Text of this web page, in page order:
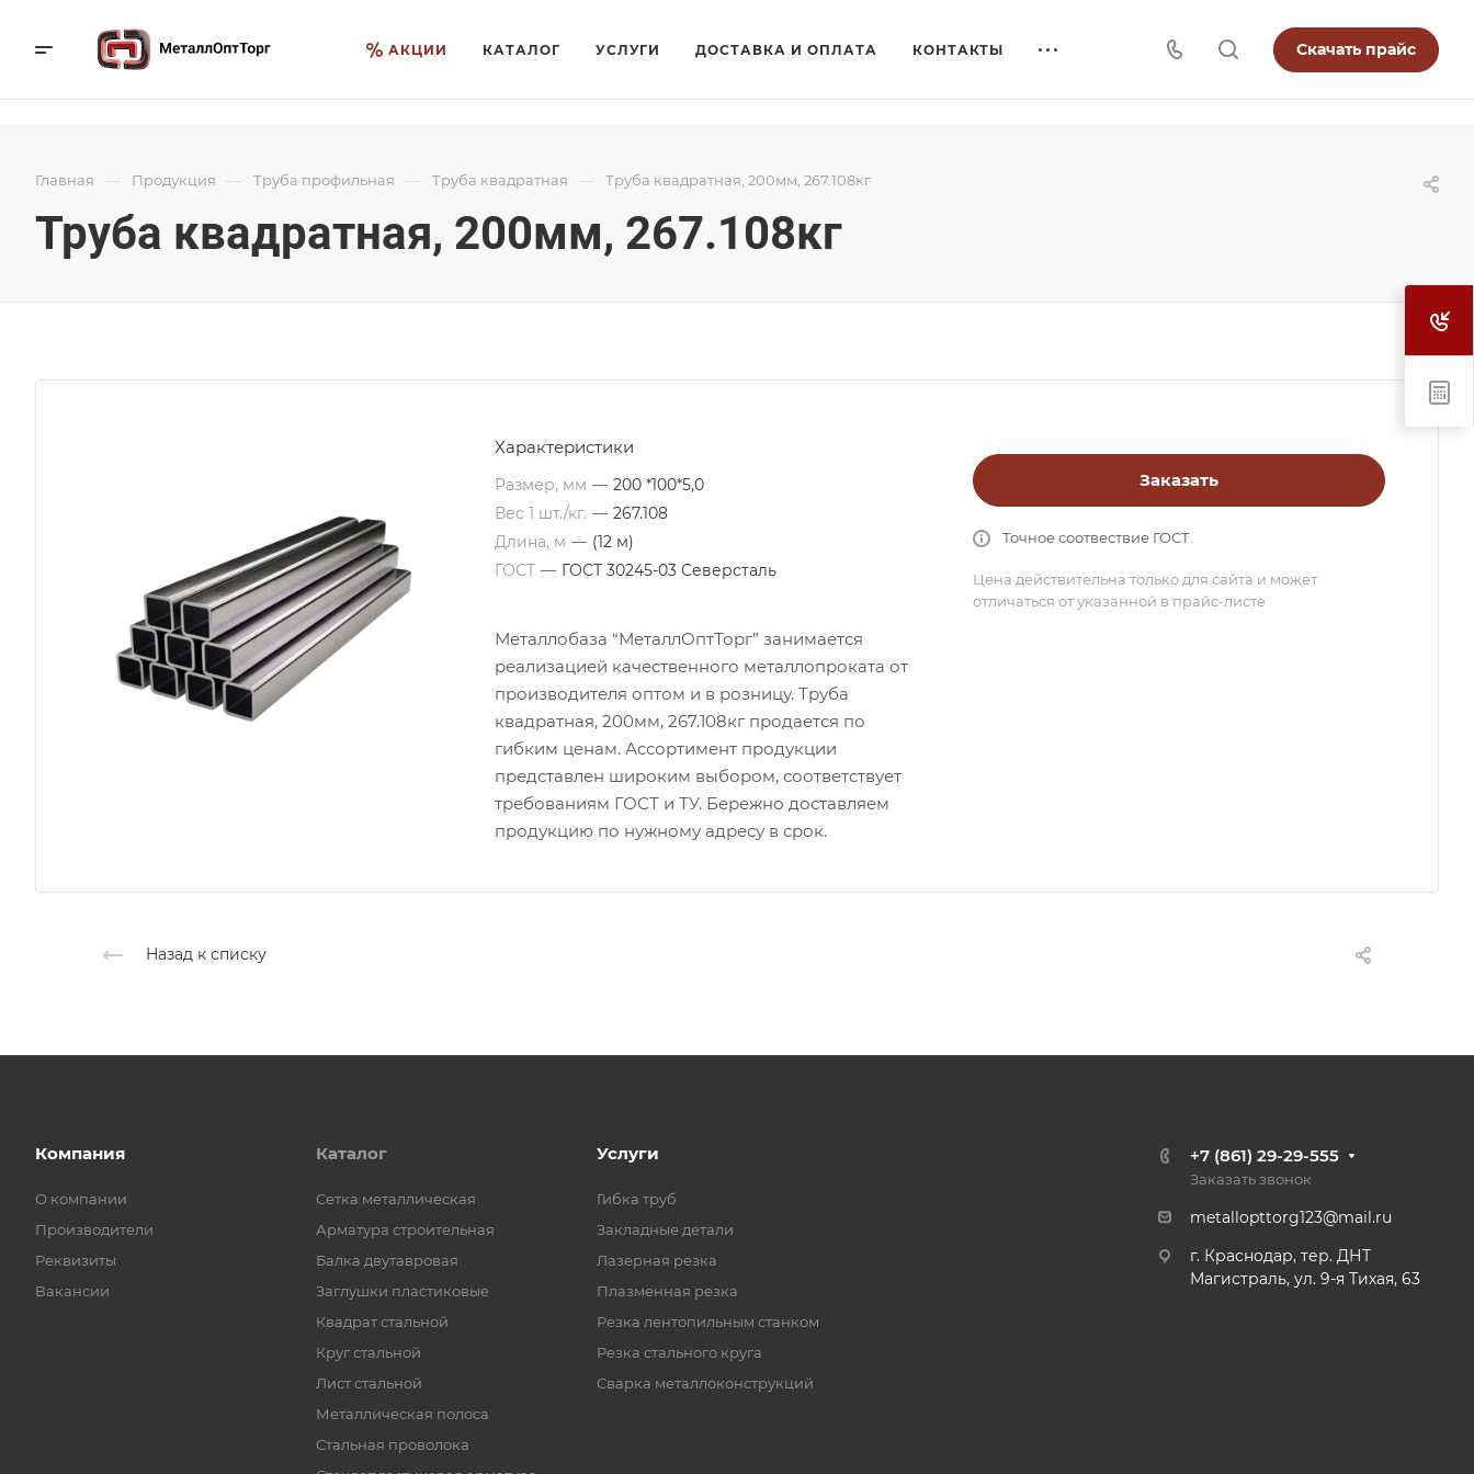
АКЦИИ КАТАЛОГ УСЛУГИ ДОСТАВКА И ОПЛАТА КОНТАКТЫ Скачать прайс
Главная — Продукция — Труба профильная — Труба квадратная — Труба квадратная, 200мм, 267.108кг
Труба квадратная, 200мм, 267.108кг
Характеристики
Размер, мм — 200 *100*5,0
Вес 1 шт./кг. — 267.108
Длина, м — (12 м)
ГОСТ — ГОСТ 30245-03 Северсталь
Металлобаза “МеталлОптТорг” занимается
реализацией качественного металлопроката от
производителя оптом и в розницу. Труба
квадратная, 200мм, 267.108кг продается по
гибким ценам. Ассортимент продукции
представлен широким выбором, соответствует
требованиям ГОСТ и ТУ. Бережно доставляем
продукцию по нужному адресу в срок.
Заказать
Точное соотвествие ГОСТ.
Цена действительна только для сайта и может
отличаться от указанной в прайс-листе
Назад к списку
Компания
О компании
Производители
Реквизиты
Вакансии
Каталог
Cетка металлическая
Арматура строительная
Балка двутавровая
Заглушки пластиковые
Квадрат стальной
Круг стальной
Лист стальной
Металлическая полоса
Стальная проволока
Услуги
Гибка труб
Закладные детали
Лазерная резка
Плазменная резка
Резка лентопильным станком
Резка стального круга
Сварка металлоконструкций
+7 (861) 29-29-555
Заказать звонок
metallopttorg123@mail.ru
г. Краснодар, тер. ДНТ
Магистраль, ул. 9-я Тихая, 63